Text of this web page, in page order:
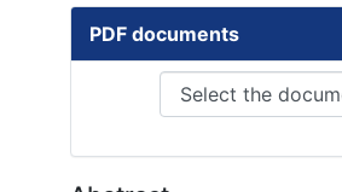
PDF documents